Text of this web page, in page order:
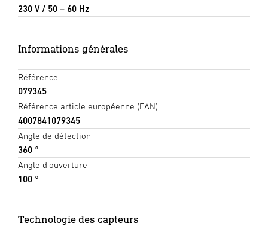
230 V / 50 – 60 Hz
Informations générales
Référence
079345
Référence article européenne (EAN)
4007841079345
Angle de détection
360 °
Angle d'ouverture
100 °
Technologie des capteurs